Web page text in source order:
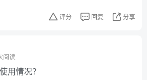
评分 回复 分享
阅读
用情况？